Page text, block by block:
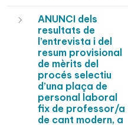
ANUNCI dels
resultats de
l’entrevista i del
resum provisional
de mèrits del
procés selectiu
d’una plaça de
personal laboral
fix de professor/a
de cant modern, a